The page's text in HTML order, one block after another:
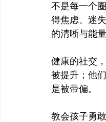
不是每一个
得焦虑、迷
的清晰与能量
健康的社交
被提升；他
是被带偏。
教会孩子勇